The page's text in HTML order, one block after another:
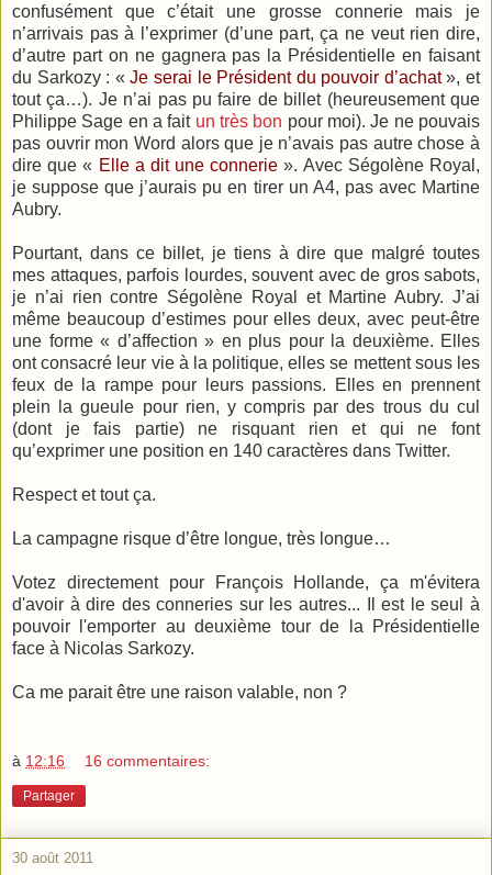
confusément que c’était une grosse connerie mais je
n’arrivais pas à l’exprimer (d’une part, ça ne veut rien dire,
d’autre part on ne gagnera pas la Présidentielle en faisant
du Sarkozy : «Je serai le Président du pouvoir d’achat», et
tout ça…). Je n’ai pas pu faire de billet (heureusement que
Philippe Sage en a fait un très bon pour moi). Je ne pouvais
pas ouvrir mon Word alors que je n’avais pas autre chose à
dire que « Elle a dit une connerie». Avec Ségolène Royal,
je suppose que j’aurais pu en tirer un A4, pas avec Martine
Aubry.
Pourtant, dans ce billet, je tiens à dire que malgré toutes
mes attaques, parfois lourdes, souvent avec de gros sabots,
je n’ai rien contre Ségolène Royal et Martine Aubry. J’ai
même beaucoup d’estimes pour elles deux, avec peut-être
une forme « d’affection » en plus pour la deuxième. Elles
ont consacré leur vie à la politique, elles se mettent sous les
feux de la rampe pour leurs passions. Elles en prennent
plein la gueule pour rien, y compris par des trous du cul
(dont je fais partie) ne risquant rien et qui ne font
qu’exprimer une position en 140 caractères dans Twitter.
Respect et tout ça.
La campagne risque d’être longue, très longue…
Votez directement pour François Hollande, ça m'évitera
d'avoir à dire des conneries sur les autres... Il est le seul à
pouvoir l'emporter au deuxième tour de la Présidentielle
face à Nicolas Sarkozy.
Ca me parait être une raison valable, non ?
à 12:16 16 commentaires:
Partager
30 août 2011